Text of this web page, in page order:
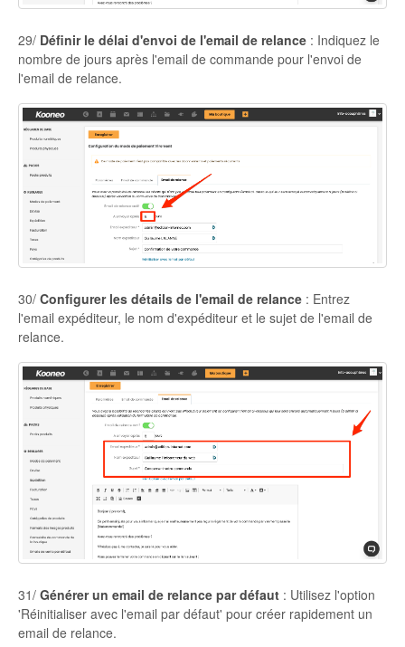
29/ Définir le délai d'envoi de l'email de relance : Indiquez le
nombre de jours après l'email de commande pour l'envoi de
l'email de relance.
30/ Configurer les détails de l'email de relance : Entrez
l'email expéditeur, le nom d'expéditeur et le sujet de l'email de
relance.
31/ Générer un email de relance par défaut : Utilisez l'option
'Réinitialiser avec l'email par défaut' pour créer rapidement un
email de relance.